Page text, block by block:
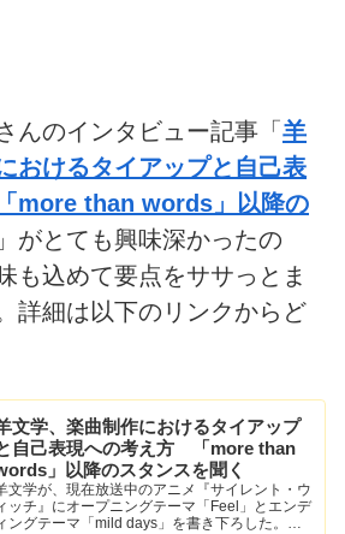
んのインタビュー記事「 羊
おけるタイアップと自己表
more than words」以降の
」がとても興味深かったの
も込めて要点をササっとま
詳細は以下のリンクからど
文学、楽曲制作におけるタイアップ
自己表現への考え方 「more than
」以降のスタンスを聞く
文学が、現在放送中のアニメ『サイレント・ウ
ッチ』にオープニングテーマ「Feel」とエンデ
ングテーマ「mild days」を書き下ろした。